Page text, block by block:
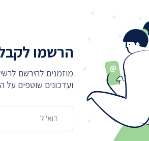
הרשמו
מוזמנים להירשם
ועדכונים שוטפים על
שינויים שיכולים לסייע בידי המורים
באים לידי ביטוי בתוצאות המבחן. עם
את אותו מאבק שנמשך קרוב לשש
המשפטים יחד עם משרד החינוך
ופגיעה חמורה במנהל התקין.